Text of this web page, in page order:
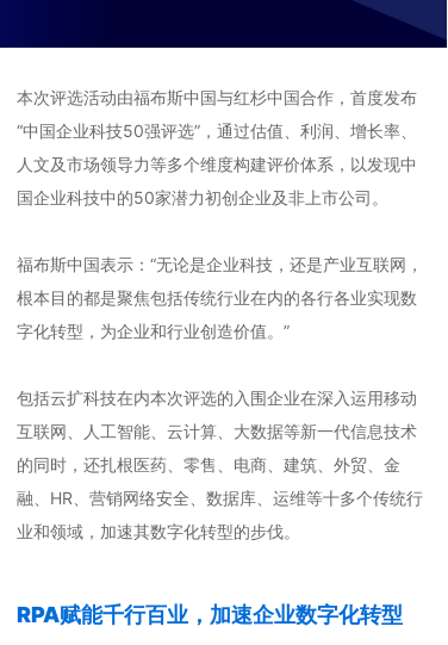
本次评选活动由福布斯中国与红杉中国合作，首度发布
“中国企业科技50强评选”，通过估值、利润、增长率、
人文及市场领导力等多个维度构建评价体系，以发现中
国企业科技中的50家潜力初创企业及非上市公司。
福布斯中国表示：“无论是企业科技，还是产业互联网，
根本目的都是聚焦包括传统行业在内的各行各业实现数
字化转型，为企业和行业创造价值。”
包括云扩科技在内本次评选的入围企业在深入运用移动
互联网、人工智能、云计算、大数据等新一代信息技术
的同时，还扎根医药、零售、电商、建筑、外贸、金
融、HR、营销网络安全、数据库、运维等十多个传统行
业和领域，加速其数字化转型的步伐。
RPA赋能千行百业，加速企业数字化转型